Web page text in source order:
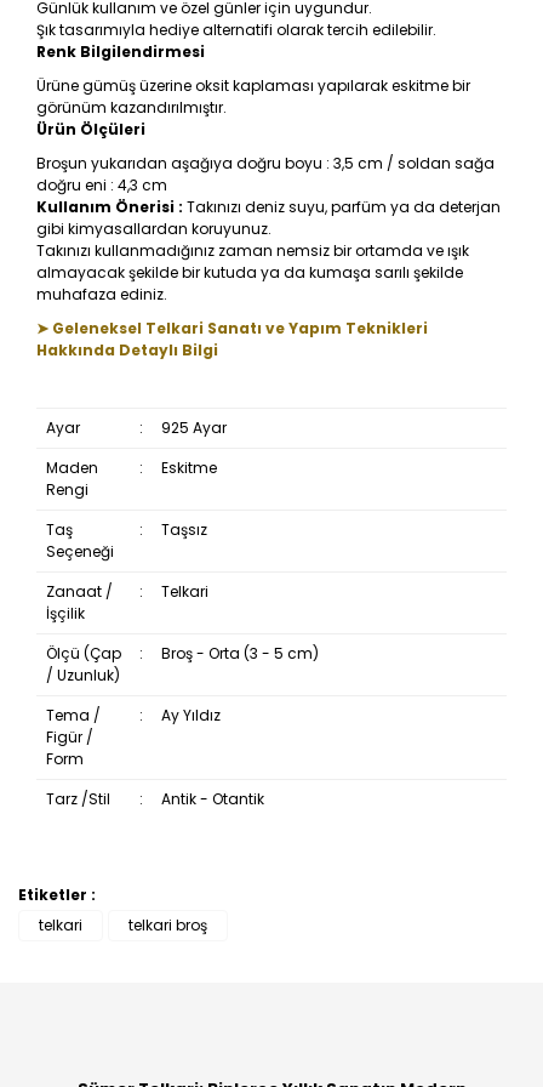
Günlük kullanım ve özel günler için uygundur.
Şık tasarımıyla hediye alternatifi olarak tercih edilebilir.
Renk Bilgilendirmesi
Ürüne gümüş üzerine oksit kaplaması yapılarak eskitme bir
görünüm kazandırılmıştır.
Ürün Ölçüleri
Broşun yukarıdan aşağıya doğru boyu : 3,5 cm / soldan sağa
doğru eni : 4,3 cm
Kullanım Önerisi : Takınızı deniz suyu, parfüm ya da deterjan
gibi kimyasallardan koruyunuz.
Takınızı kullanmadığınız zaman nemsiz bir ortamda ve ışık
almayacak şekilde bir kutuda ya da kumaşa sarılı şekilde
muhafaza ediniz.
➤ Geleneksel Telkari Sanatı ve Yapım Teknikleri
Hakkında Detaylı Bilgi
Ayar :
925 Ayar
Maden
Rengi
: Eskitme
Taş
Seçeneği
: Taşsız
Zanaat /
İşçilik
: Telkari
Ölçü (Çap
/ Uzunluk)
: Broş - Orta (3 - 5 cm)
Tema /
Figür /
Form
: Ay Yıldız
Tarz /Stil : Antik - Otantik
Bu ürüne ilk yorumu siz yapın!
Etiketler :
telkari
telkari broş